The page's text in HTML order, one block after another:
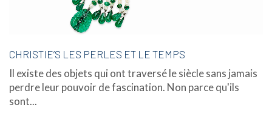
CHRISTIE’S LES PERLES ET LE TEMPS
Il existe des objets qui ont traversé le siècle sans jamais
perdre leur pouvoir de fascination. Non parce qu'ils
sont...